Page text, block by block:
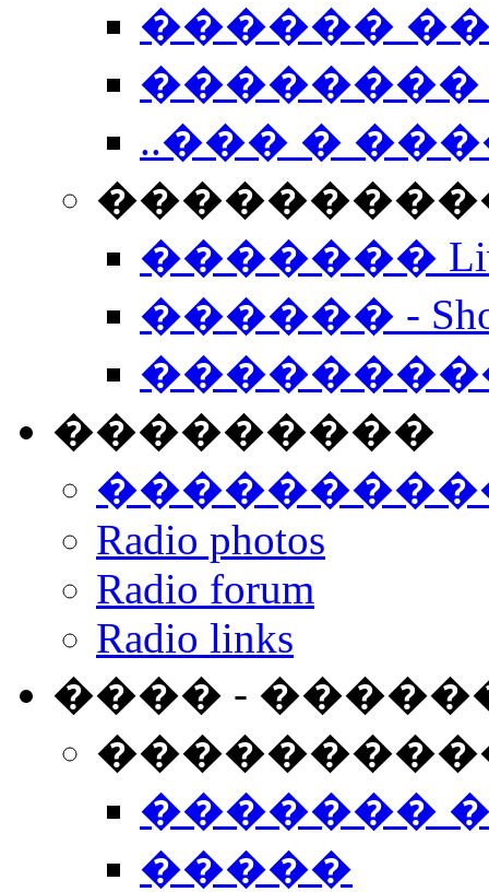
������
��������
..��� �
����������
�������
������ -
���������
Radio photos
Radio forum
Radio links
���� -
�������
�����